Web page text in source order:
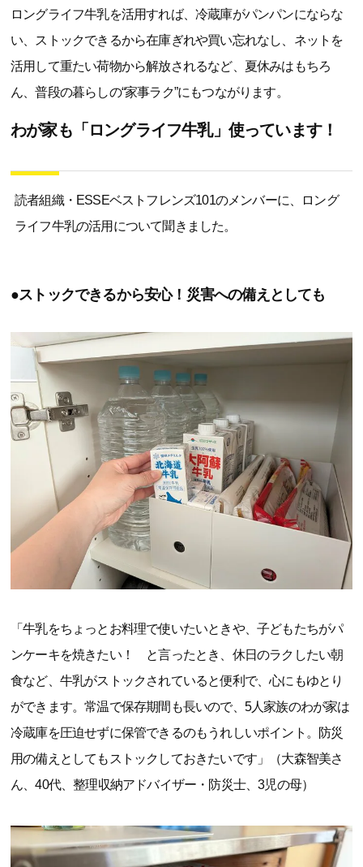
ロングライフ牛乳を活用すれば、冷蔵庫がパンパンにならな
い、ストックできるから在庫ぎれや買い忘れなし、ネットを
活用して重たい荷物から解放されるなど、夏休みはもちろ
ん、普段の暮らしの“家事ラク”にもつながります。
わが家も「ロングライフ牛乳」使っています！
読者組織・ESSEベストフレンズ101のメンバーに、ロング
ライフ牛乳の活用について聞きました。
●ストックできるから安心！災害への備えとしても
「牛乳をちょっとお料理で使いたいときや、子どもたちがパ
ンケーキを焼きたい！ と言ったとき、休日のラクしたい朝
食など、牛乳がストックされていると便利で、心にもゆとり
ができます。常温で保存期間も長いので、5人家族のわが家は
冷蔵庫を圧迫せずに保管できるのもうれしいポイント。防災
用の備えとしてもストックしておきたいです」（大森智美さ
ん、40代、整理収納アドバイザー・防災士、3児の母）